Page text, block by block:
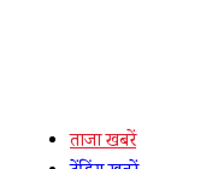
ताजा खबरें